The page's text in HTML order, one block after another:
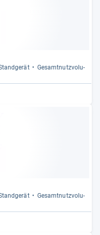
Gesamt­nutz­vo­lu­
Gesamt­nutz­vo­lu­